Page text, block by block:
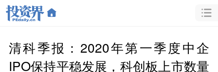
清科季报：2020年第一季度中企
IPO保持平稳发展，科创板上市数量